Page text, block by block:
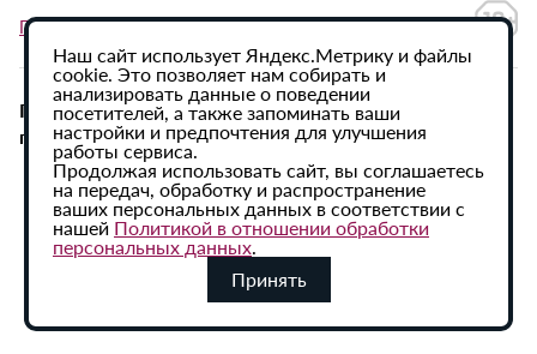
Политика в отношении обработки персональных данных
При использовании материалов сайта активная
гиперссылка на ИА «Регион 64» обязательна.
Наш сайт использует Яндекс.Метрику и файлы
cookie. Это позволяет нам собирать и
анализировать данные о поведении
посетителей, а также запоминать ваши
настройки и предпочтения для улучшения
работы сервиса.
Продолжая использовать сайт, вы соглашаетесь
на передач, обработку и распространение
ваших персональных данных в соответствии с
нашей Политикой в отношении обработки
персональных данных.
Принять